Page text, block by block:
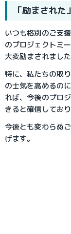
「励まされ
いつも格別のご支
のプロジェクトミ
大変励まされました
特に、私たちの取
の士気を高めるの
れば、今後のプロ
きると確信しており
今後とも変わらぬ
げます。